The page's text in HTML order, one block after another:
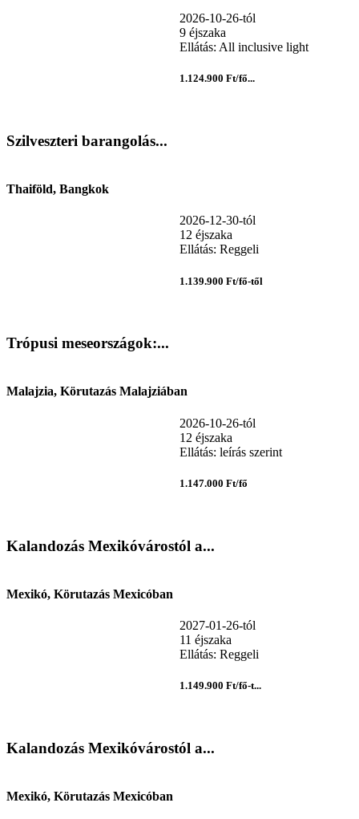
2026-10-26-tól
9 éjszaka
Ellátás: All inclusive light
1.124.900 Ft/fő...
Szilveszteri barangolás...
Thaiföld, Bangkok
2026-12-30-tól
12 éjszaka
Ellátás: Reggeli
1.139.900 Ft/fő-től
Trópusi meseországok:...
Malajzia, Körutazás Malajziában
2026-10-26-tól
12 éjszaka
Ellátás: leírás szerint
1.147.000 Ft/fő
Kalandozás Mexikóvárostól a...
Mexikó, Körutazás Mexicóban
2027-01-26-tól
11 éjszaka
Ellátás: Reggeli
1.149.900 Ft/fő-t...
Kalandozás Mexikóvárostól a...
Mexikó, Körutazás Mexicóban